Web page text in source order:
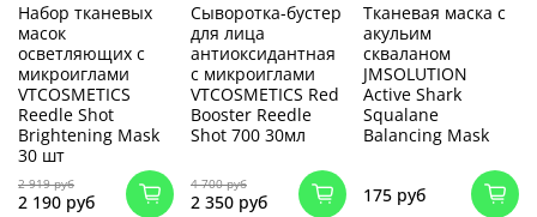
Набор тканевых
масок
осветляющих с
микроиглами
VTCOSMETICS
Reedle Shot
Brightening Mask
30 шт
2 919 руб
2 190 руб
Сыворотка-бустер
для лица
антиоксидантная
с микроиглами
VTCOSMETICS Red
Booster Reedle
Shot 700 30мл
4 700 руб
2 350 руб
Тканевая маска с
акульим
скваланом
JMSOLUTION
Active Shark
Squalane
Balancing Mask
175 руб